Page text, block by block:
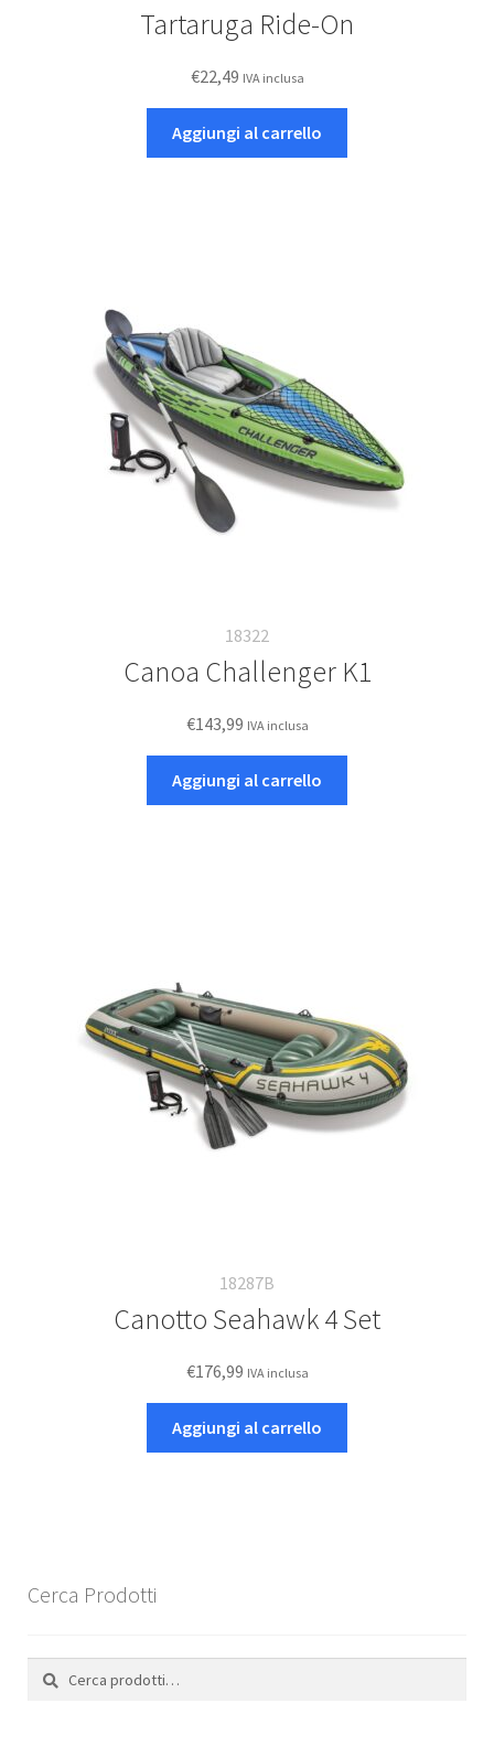
Tartaruga Ride-On
€22,49 IVA inclusa
Aggiungi al carrello
18322
Canoa Challenger K1
€143,99 IVA inclusa
Aggiungi al carrello
18287B
Canotto Seahawk 4 Set
€176,99 IVA inclusa
Aggiungi al carrello
Cerca Prodotti
Cerca:
Cerca